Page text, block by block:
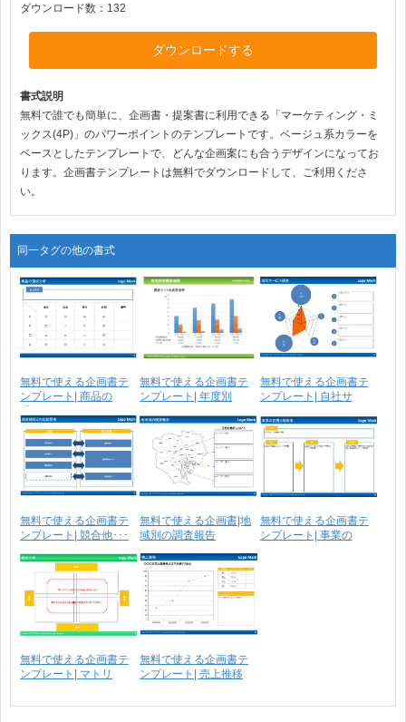
ダウンロード数：132
ダウンロードする
書式説明
無料で誰でも簡単に、企画書・提案書に利用できる「マーケティング・ミ
ックス(4P)」のパワーポイントのテンプレートです。ベージュ系カラーを
ベースとしたテンプレートで、どんな企画案にも合うデザインになってお
ります。企画書テンプレートは無料でダウンロードして、ご利用くださ
い。
同一タグの他の書式
無料で使える企画書テ
ンプレート| 商品の
無料で使える企画書テ
ンプレート| 年度別
無料で使える企画書テ
ンプレート| 自社サ
無料で使える企画書テ
ンプレート| 競合他･･･
無料で使える企画書|地
域別の調査報告
無料で使える企画書テ
ンプレート| 事業の
無料で使える企画書テ
ンプレート| マトリ
無料で使える企画書テ
ンプレート| 売上推移